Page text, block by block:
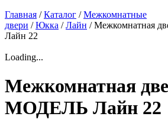
Главная /Каталог /Межкомнатные
двери /Юкка /Лайн / Межкомнатная
Лайн 22
Loading...
Межкомнатная
МОДЕЛЬ Лайн 22